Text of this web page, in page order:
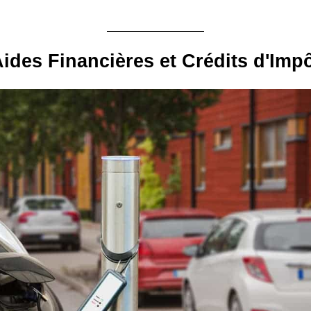
Financières et Crédits